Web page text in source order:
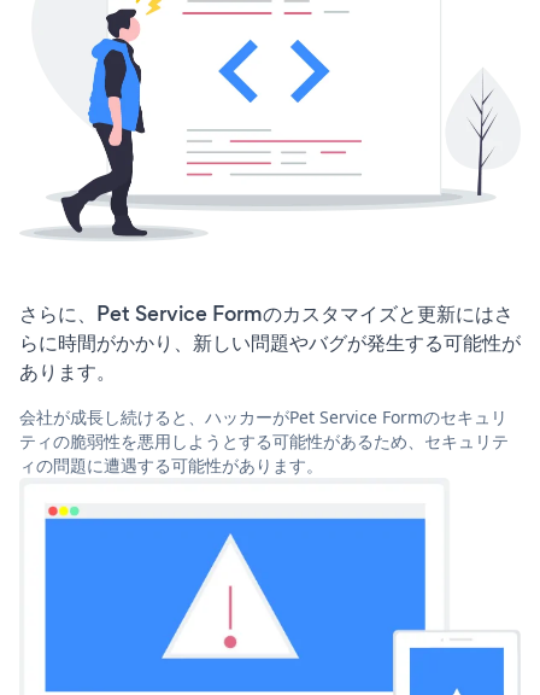
さらに、Pet Service Formのカスタマイズと更新にはさ
らに時間がかかり、新しい問題やバグが発生する可能性が
あります。
会社が成長し続けると、ハッカーがPet Service Formのセキュリ
ティの脆弱性を悪用しようとする可能性があるため、セキュリテ
ィの問題に遭遇する可能性があります。